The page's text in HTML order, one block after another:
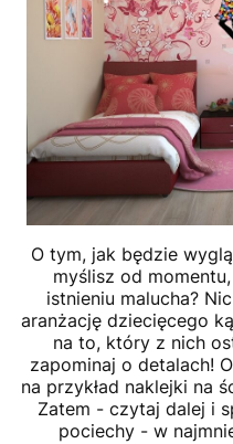
O tym, jak będzie
myślisz od
istnieniu malucha?
aranżację dziecięcego
na to, który z nich
zapominaj o detalach!
na przykład naklejki na
Zatem - czytaj dalej i
pociechy - w